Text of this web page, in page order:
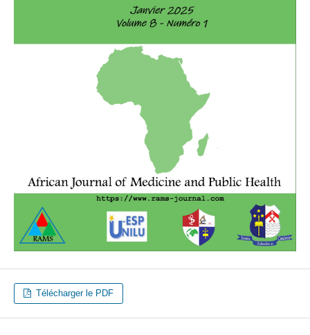
Télécharger le PDF